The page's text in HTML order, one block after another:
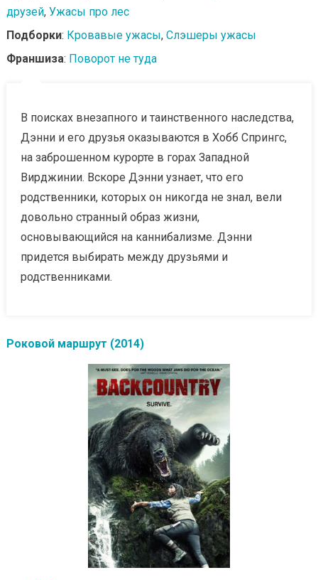
друзей, Ужасы про лес
Подборки: Кровавые ужасы, Слэшеры ужасы
Франшиза: Поворот не туда
В поисках внезапного и таинственного наследства,
Дэнни и его друзья оказываются в Хобб Спрингс,
на заброшенном курорте в горах Западной
Вирджинии. Вскоре Дэнни узнает, что его
родственники, которых он никогда не знал, вели
довольно странный образ жизни,
основывающийся на каннибализме. Дэнни
придется выбирать между друзьями и
родственниками.
Роковой маршрут (2014)